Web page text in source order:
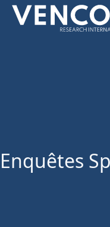
Enquêtes